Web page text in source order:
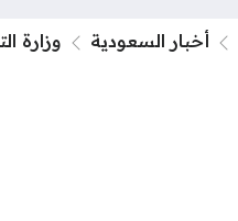
أخبار السعودية وزارة